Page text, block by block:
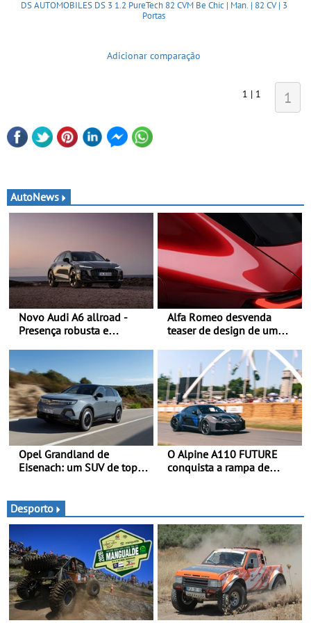
DS AUTOMOBILES DS 3 1.2 PureTech 82 CVM Be Chic | Man. | 82 CV | 3
Portas
Adicionar comparação
1 | 1 1
AutoNews
Novo Audi A6 allroad -
Presença robusta e
combinada com elementos
de design específicos da
versão allroad
Alfa Romeo desvenda
teaser de design de um
C - Apresentado
oficialmente no quarto
trimestre de 2027
Opel Grandland de
Eisenach: um SUV de topo
O Alpine A110 FUTURE
conquista a rampa de
desenvolvimento do Alpine
A110 FUTURE fez a sua
estreia dinâmica, em
público
Desporto